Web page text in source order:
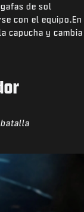
de sol
con el equipo.En
capucha y cambia
batalla